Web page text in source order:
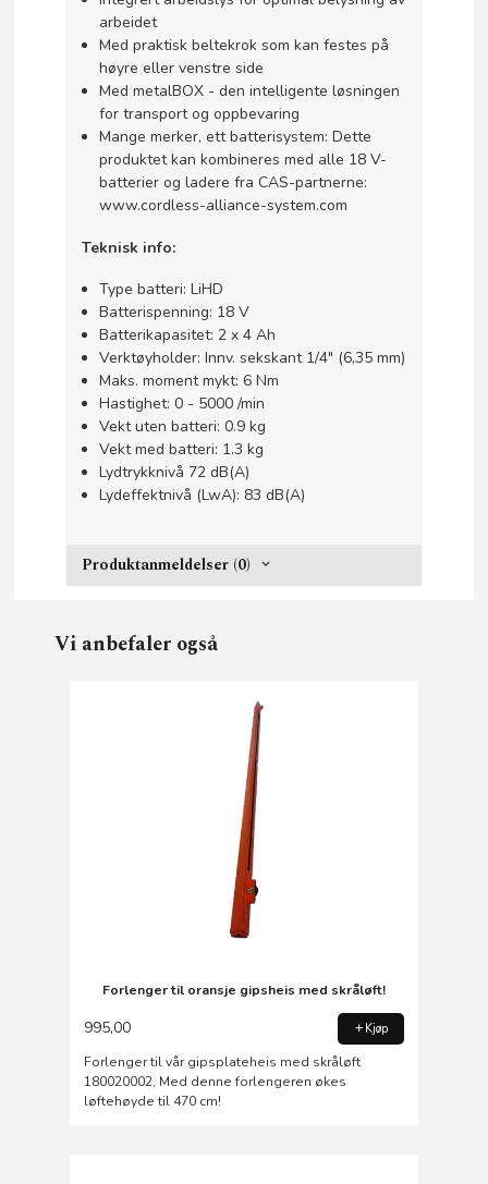
arbeidet
Med praktisk beltekrok som kan festes på
høyre eller venstre side
Med metalBOX - den intelligente løsningen
for transport og oppbevaring
Mange merker, ett batterisystem: Dette
produktet kan kombineres med alle 18 V-
batterier og ladere fra CAS-partnerne:
www.cordless-alliance-system.com
Teknisk info:
Type batteri: LiHD
Batterispenning: 18 V
Batterikapasitet: 2 x 4 Ah
Verktøyholder: Innv. sekskant 1/4" (6,35 mm)
Maks. moment mykt: 6 Nm
Hastighet: 0 - 5000 /min
Vekt uten batteri: 0.9 kg
Vekt med batteri: 1.3 kg
Lydtrykknivå 72 dB(A)
Lydeffektnivå (LwA): 83 dB(A)
Produktanmeldelser (0)
Vi anbefaler også
Forlenger til oransje gipsheis med skråløft!
995,00 Kjøp
Forlenger til vår gipsplateheis med skråløft
180020002, Med denne forlengeren økes
løftehøyde til 470 cm!